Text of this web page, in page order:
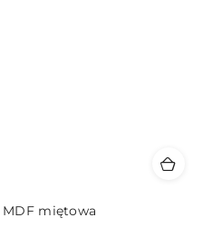
miętowa